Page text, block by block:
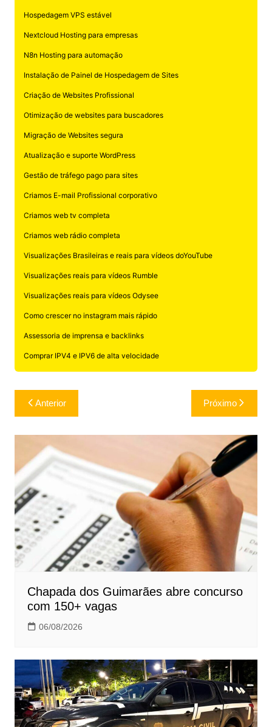
Hospedagem VPS estável
Nextcloud Hosting para empresas
N8n Hosting para automação
Instalação de Painel de Hospedagem de Sites
Criação de Websites Profissional
Otimização de websites para buscadores
Migração de Websites segura
Atualização e suporte WordPress
Gestão de tráfego pago para sites
Criamos E-mail Profissional corporativo
Criamos web tv completa
Criamos web rádio completa
Visualizações Brasileiras e reais para vídeos doYouTube
Visualizações reais para vídeos Rumble
Visualizações reais para vídeos Odysee
Como crescer no instagram mais rápido
Assessoria de imprensa e backlinks
Comprar IPV4 e IPV6 de alta velocidade
Navegação
de
Post
Anterior Próximo
Chapada dos Guimarães abre concurso
com 150+ vagas
06/08/2026